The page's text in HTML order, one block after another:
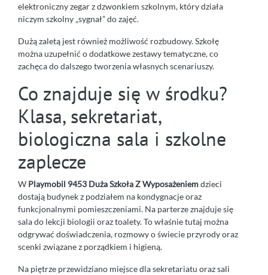
elektroniczny zegar z dzwonkiem szkolnym, który działa
niczym szkolny „sygnał” do zajęć.
Dużą zaletą jest również możliwość rozbudowy. Szkołę
można uzupełnić o dodatkowe zestawy tematyczne, co
zachęca do dalszego tworzenia własnych scenariuszy.
Co znajduje się w środku?
Klasa, sekretariat,
biologiczna sala i szkolne
zaplecze
W Playmobil 9453 Duża Szkoła Z Wyposażeniemdzieci
dostają budynek z podziałem na kondygnacje oraz
funkcjonalnymi pomieszczeniami. Na parterze znajduje się
sala do lekcji biologii oraz toalety. To właśnie tutaj można
odgrywać doświadczenia, rozmowy o świecie przyrody oraz
scenki związane z porządkiem i higieną.
Na piętrze przewidziano miejsce dla sekretariatu oraz sali